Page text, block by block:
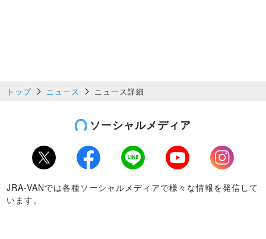
トップ ニュース ニュース詳細
ソーシャルメディア
Twitter Facebook LINE Youtube
Instagram
JRA-VANでは各種ソーシャルメディアで様々な情報を発信して
います。